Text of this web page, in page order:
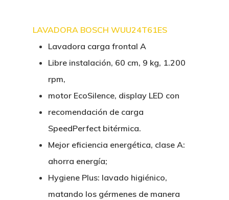
LAVADORA BOSCH WUU24T61ES
Lavadora carga frontal A
Libre instalación, 60 cm, 9 kg, 1.200
rpm,
motor EcoSilence, display LED con
recomendación de carga
SpeedPerfect bitérmica.
Mejor eficiencia energética, clase A:
ahorra energía;
Hygiene Plus: lavado higiénico,
matando los gérmenes de manera